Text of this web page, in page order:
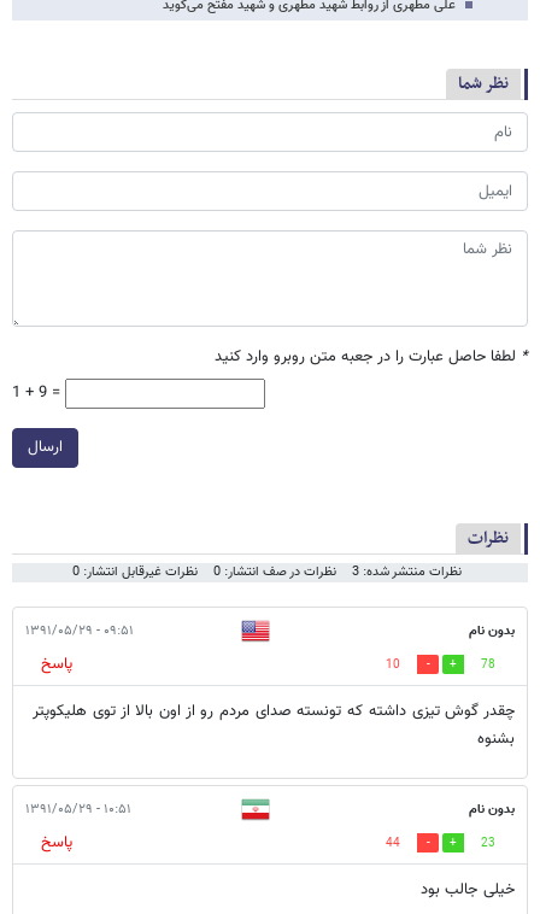
علی مطهری از روابط شهید مطهری و شهید مفتح می‌گوید
نظر شما
* لطفا حاصل عبارت را در جعبه متن روبرو وارد کنید
1 + 9 =
ارسال
نظرات
نظرات منتشر شده: 3 نظرات در صف انتشار: 0 نظرات غیرقابل انتشار: 0
بدون نام ۰۹:۵۱ - ۱۳۹۱/۰۵/۲۹
78
10
پاسخ
چقدر گوش تیزی داشته که تونسته صدای مردم رو از اون بالا از توی هلیکوپتر
بشنوه
بدون نام ۱۰:۵۱ - ۱۳۹۱/۰۵/۲۹
23
44
پاسخ
خیلی جالب بود